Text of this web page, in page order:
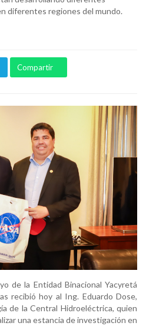
diferentes regiones del mundo.
Compartir
de la Entidad Binacional Yacyretá
recibió hoy al Ing. Eduardo Dose,
de la Central Hidroeléctrica, quien
una estancia de investigación en